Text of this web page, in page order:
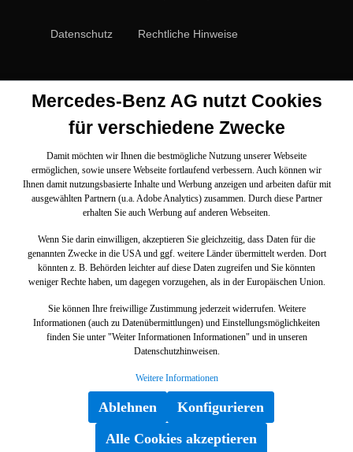
Datenschutz Rechtliche Hinweise
Mercedes-Benz AG nutzt Cookies
für verschiedene Zwecke
Damit möchten wir Ihnen die bestmögliche Nutzung unserer Webseite
ermöglichen, sowie unsere Webseite fortlaufend verbessern. Auch können wir
Ihnen damit nutzungsbasierte Inhalte und Werbung anzeigen und arbeiten dafür mit
ausgewählten Partnern (u.a. Adobe Analytics) zusammen. Durch diese Partner
erhalten Sie auch Werbung auf anderen Webseiten.
Wenn Sie darin einwilligen, akzeptieren Sie gleichzeitig, dass Daten für die
genannten Zwecke in die USA und ggf. weitere Länder übermittelt werden. Dort
könnten z. B. Behörden leichter auf diese Daten zugreifen und Sie könnten
weniger Rechte haben, um dagegen vorzugehen, als in der Europäischen Union.
Sie können Ihre freiwillige Zustimmung jederzeit widerrufen. Weitere
Informationen (auch zu Datenübermittlungen) und Einstellungsmöglichkeiten
finden Sie unter "Weiter Informationen Informationen" und in unseren
Datenschutzhinweisen.
Weitere Informationen
Ablehnen
Konfigurieren
Alle Cookies akzeptieren